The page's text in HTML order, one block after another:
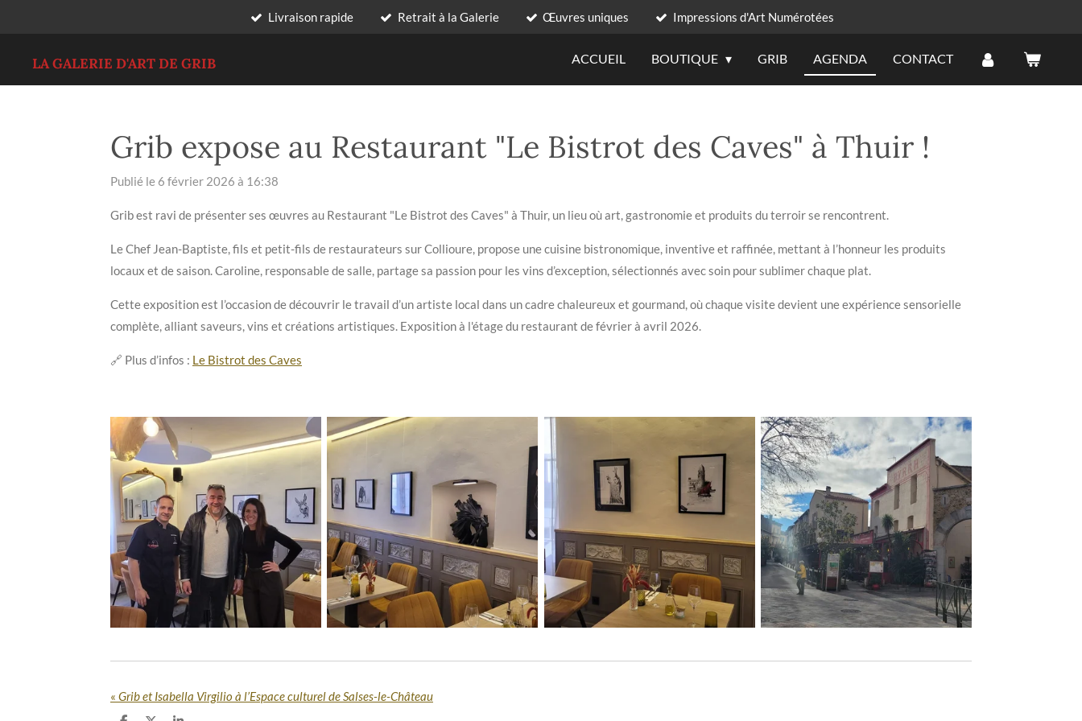
contenu
principal
Livraison rapide Retrait à la Galerie Œuvres uniques Impressions d'Art Numérotées
LA GALERIE D'ART DE GRIB ACCUEIL BOUTIQUE GRIB AGENDA CONTACT
Grib expose au Restaurant "Le Bistrot des Caves" à Thuir !
Publié le 6 février 2026 à 16:38
Grib est ravi de présenter ses œuvres au Restaurant "Le Bistrot des Caves" à Thuir, un lieu où art, gastronomie et produits du terroir se rencontrent.
Le Chef Jean-Baptiste, fils et petit-fils de restaurateurs sur Collioure, propose une cuisine bistronomique, inventive et raffinée, mettant à l’honneur les produits
locaux et de saison. Caroline, responsable de salle, partage sa passion pour les vins d’exception, sélectionnés avec soin pour sublimer chaque plat.
Cette exposition est l’occasion de découvrir le travail d’un artiste local dans un cadre chaleureux et gourmand, où chaque visite devient une expérience sensorielle
complète, alliant saveurs, vins et créations artistiques. Exposition à l'étage du restaurant de février à avril 2026.
🔗 Plus d’infos : Le Bistrot des Caves
« Grib et Isabella Virgilio à l’Espace culturel de Salses-le-Château